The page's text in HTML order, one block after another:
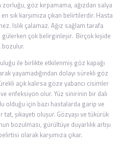
göz kırpamama, ağızdan salya
sık karşımıza çıkan belirtilerdir. Hasta
Islık çalamaz. Ağız sağlam tarafa
çok belirginleşir. Birçok kişide
bozulur.
ile birlikte etkilenmiş göz kapağı
yayamadığından dolayı sürekli göz
açık kalırsa göze yabancı cisimler
enfeksiyon olur. Yüz sinirinin bir dalı
olduğu için bazı hastalarda garip ve
şikayeti oluşur. Gözyaşı ve tükürük
bozulması, gürültüye duyarlılık artışı
olarak karşımıza çıkar.